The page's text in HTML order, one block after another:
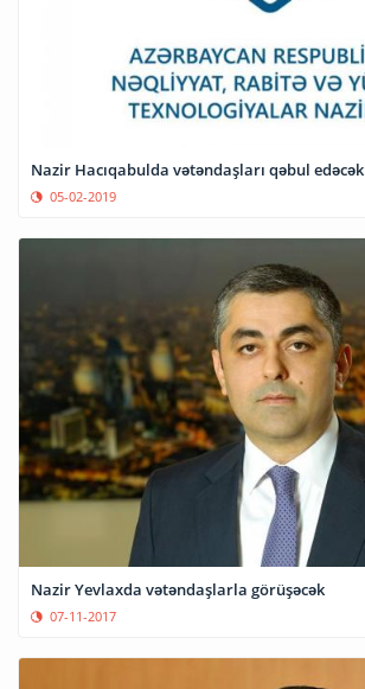
Nazir Hacıqabulda vətəndaşları qəbul edəcək
05-02-2019
Nazir Yevlaxda vətəndaşlarla görüşəcək
07-11-2017